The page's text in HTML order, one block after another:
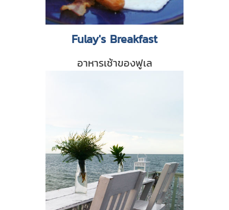
Fulay's Breakfast
อาหารเช้าของฟูเล